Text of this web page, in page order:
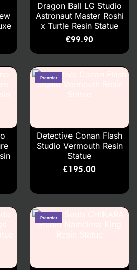
Dragon Ball LG Studio
Astronaut Master Roshi
x Turtle Resin Statue
€99.90
Detective Conan Flash
Studio Vermouth Resin
Statue
€195.00